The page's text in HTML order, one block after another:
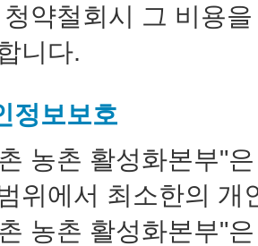
약철회시 그 비용
니다.
정보보호
농촌 활성화본부"
위에서 최소한의 개
농촌 활성화본부"